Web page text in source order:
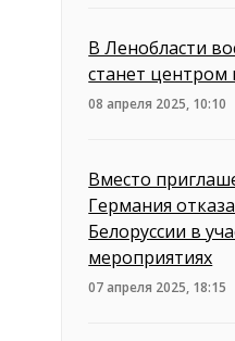
В Ленобласти
станет центром
08 апреля 2025, 10:10
Вместо
Германия
Белоруссии в
мероприятиях
07 апреля 2025, 18:15